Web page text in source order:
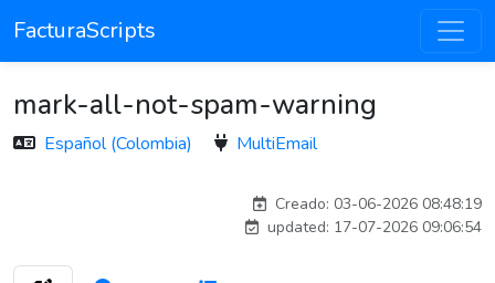
FacturaScripts
mark-all-not-spam-warning
Español (Colombia) MultiEmail
Creado: 03-06-2026 08:48:19
updated: 17-07-2026 09:06:54